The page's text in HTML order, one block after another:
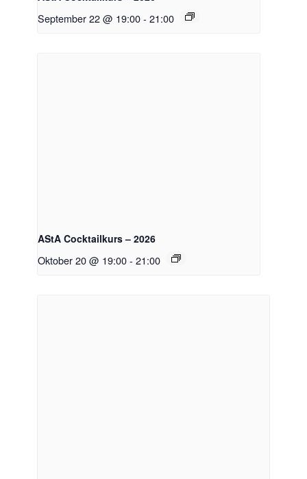
September 22 @ 19:00- 21:00
AStA Cocktailkurs – 2026
Oktober 20 @ 19:00- 21:00